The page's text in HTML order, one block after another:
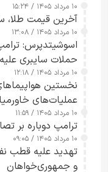
۱۰ مرداد ۱۴۰۵ / ۱۵:۲۴
آخرین قیمت طلا، سکه و ارز
۱۰ مرداد ۱۴۰۵ / ۱۳:۰۸
اسوشیتدپرس:
حملات سایبری
ارائه نکرد
۱۰ مرداد ۱۴۰۵ / ۱۲:۱۸
نخستین
عملیات‌های
شدند
۱۰ مرداد ۱۴۰۵ / ۱۱:۵۹
ترامپ دوباره بر
۱۰ مرداد ۱۴۰۵ / ۰۹:۰۵
تهدید علیه قطب
و جمهوری‌خواهان